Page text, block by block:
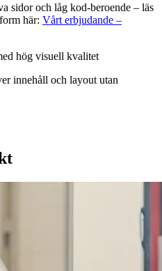
sidor och låg kod‑beroende – läs
här: Vårt erbjudande –
hög visuell kvalitet
innehåll och layout utan